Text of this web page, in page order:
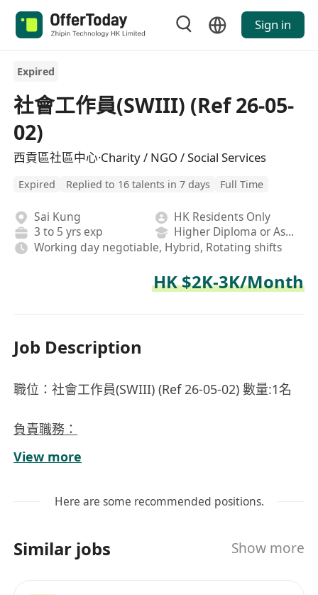
Sign in
Expired
社會工作員(SWIII) (Ref 26-05-
02)
西貢區社區中心·Charity / NGO / Social Services
Expired Replied to 16 talents in 7 days Full Time
Sai Kung
HK Residents Only
3 to 5 yrs exp
Higher Diploma or Associate Degree
Working day negotiable, Hybrid, Rotating shifts
HK $2K-3K/Month
Job Description
職位：社會工作員(SWIII) (Ref 26-05-02) 數量:1名
負責職務：
計劃；
執行長者部服務及行政工作
要求資歷：
View more
Here are some recommended positions.
Similar jobs Show more